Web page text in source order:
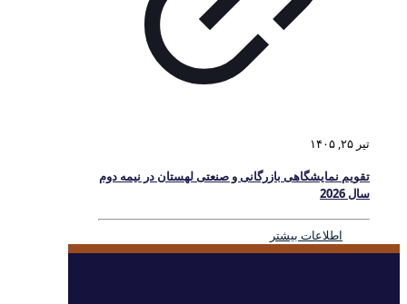
تیر ۲۵, ۱۴۰۵
تقویم نمایشگاهی بازرگانی و صنعتی لهستان در نیمه دوم
سال 2026
اطلاعات بیشتر